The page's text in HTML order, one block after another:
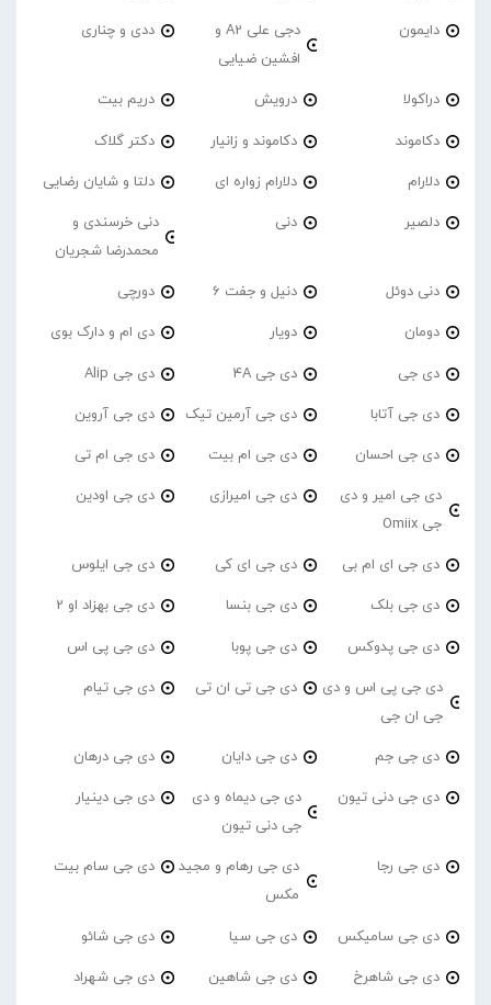
دایمون
دجی علی A2 و
افشین ضیایی
ددی و چناری
دراکولا درویش دریم بیت
دکاموند دکاموند و زانیار دکتر گلاک
دلارام دلارام زواره ای دلتا و شایان رضایی
دلصیر دنی
دنی خرسندی و
محمدرضا شجریان
دنی دوئل دنیل و جفت 6 دورچی
دومان دویار دی ام و دارک بوی
دی جی دی جی 4A دی جی Alip
دی جی آتابا دی جی آرمین تیک دی جی آروین
دی جی احسان دی جی ام بیت دی جی ام تی
دی جی امیر و دی
جی Omiix
دی جی امیرازی دی جی اودین
دی جی ای ام بی دی جی ای کی دی جی ایلوس
دی جی بلک دی جی بنسا دی جی بهزاد او 2
دی جی پدوکس دی جی پوبا دی جی پی اس
دی جی پی اس و دی
جی ان جی
دی جی تی ان تی دی جی تیام
دی جی جم دی جی دایان دی جی درهان
دی جی دنی تیون
دی جی دیماه و دی
جی دنی تیون
دی جی دینیار
دی جی رجا
دی جی رهام و مجید
مکس
دی جی سام بیت
دی جی سامیکس دی جی سیا دی جی شائو
دی جی شاهرخ دی جی شاهین دی جی شهراد